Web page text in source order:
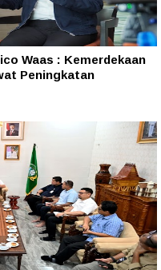
Waas : Kemerdekaan
Peningkatan